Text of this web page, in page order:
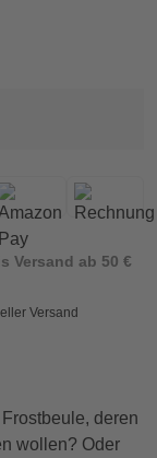
Versand ab 50 €
Versand
deren
wollen? Oder